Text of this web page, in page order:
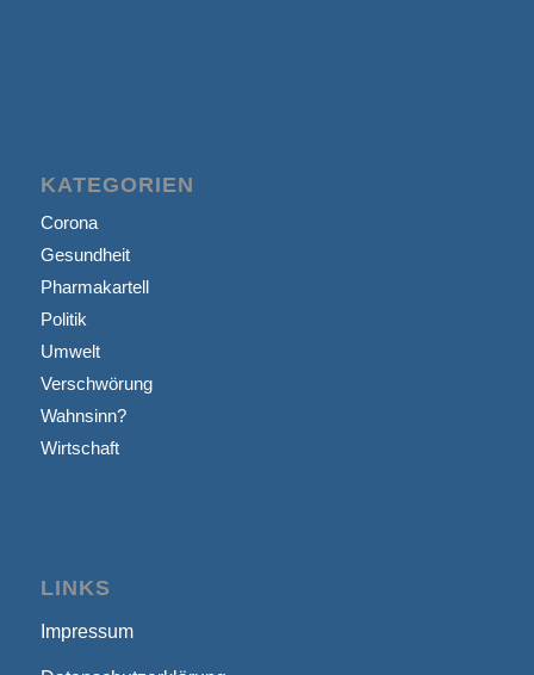
KATEGORIEN
Corona
Gesundheit
Pharmakartell
Politik
Umwelt
Verschwörung
Wahnsinn?
Wirtschaft
LINKS
Impressum